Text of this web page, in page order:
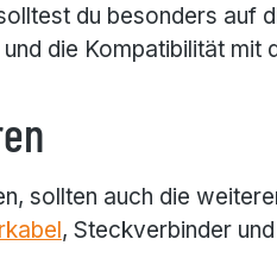
du besonders auf
die Kompatibilität mit
sollten auch die
, Steckverbinder